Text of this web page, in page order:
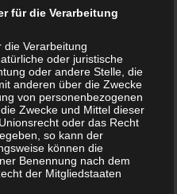
ist wirklich genug!
Überblick
am besten!
von Affäre – was nun?
für die Verarbeitung
die Verarbeitung
oder juristische
oder andere Stelle, die
anderen über die Zwecke
von personenbezogenen
Zwecke und Mittel dieser
oder das Recht
so kann der
können die
Benennung nach dem
der Mitgliedstaaten